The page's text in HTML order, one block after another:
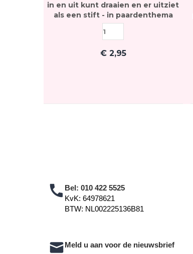
in en uit kunt draaien en er uitziet
als een stift - in paardenthema
€ 2,95
Bel: 010 422 5525
KvK: 64978621
BTW: NL002225136B81
Meld u aan voor de nieuwsbrief